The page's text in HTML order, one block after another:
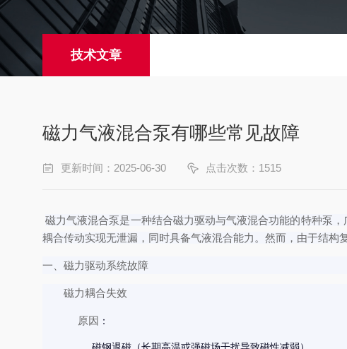
技术文章
磁力气液混合泵有哪些常见故障
更新时间：2025-06-30 点击次数：1515
磁力气液混合泵是一种结合磁力驱动与气液混合功能的特种泵
耦合传动实现无泄漏，同时具备气液混合能力。然而，由于结构
一、磁力驱动系统故障
磁力耦合失效
原因 ：